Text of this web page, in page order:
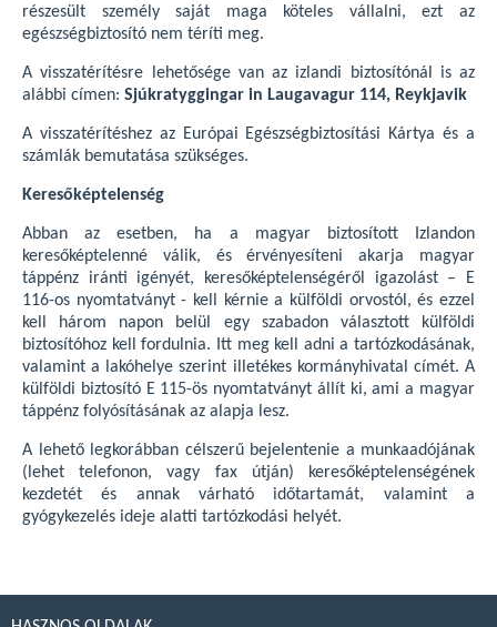
részesült személy saját maga köteles vállalni, ezt az
egészségbiztosító nem téríti meg.
A visszatérítésre lehetősége van az izlandi biztosítónál is az
alábbi címen: Sjúkratyggingar in Laugavagur 114, Reykjavik
A visszatérítéshez az Európai Egészségbiztosítási Kártya és a
számlák bemutatása szükséges.
Keresőképtelenség
Abban az esetben, ha a magyar biztosított Izlandon
keresőképtelenné válik, és érvényesíteni akarja magyar
táppénz iránti igényét, keresőképtelenségéről igazolást – E
116-os nyomtatványt - kell kérnie a külföldi orvostól, és ezzel
kell három napon belül egy szabadon választott külföldi
biztosítóhoz kell fordulnia. Itt meg kell adni a tartózkodásának,
valamint a lakóhelye szerint illetékes kormányhivatal címét. A
külföldi biztosító E 115-ös nyomtatványt állít ki, ami a magyar
táppénz folyósításának az alapja lesz.
A lehető legkorábban célszerű bejelentenie a munkaadójának
(lehet telefonon, vagy fax útján) keresőképtelenségének
kezdetét és annak várható időtartamát, valamint a
gyógykezelés ideje alatti tartózkodási helyét.